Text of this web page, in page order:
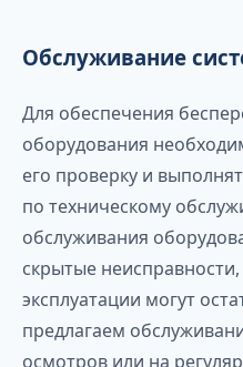
Обслуживание
Для обеспечения
оборудования
его проверку и
по техническому
обслуживания
скрытые
эксплуатации могут
предлагаем
осмотров или на